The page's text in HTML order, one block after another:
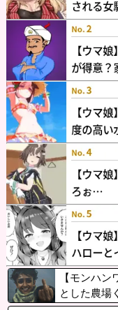
【モンハ
とした農場